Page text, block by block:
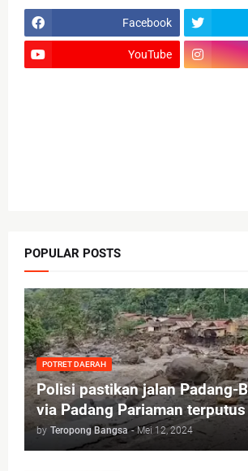
Facebook
YouTube
POPULAR POSTS
POTRET DAERAH
Polisi pastikan jalan Padang-
via Padang Pariaman terputus
by Teropong Bangsa - Mei 12, 2024